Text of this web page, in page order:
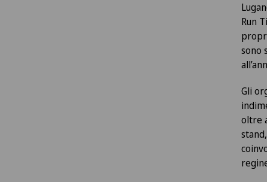
Run
sono
Gli
oltre